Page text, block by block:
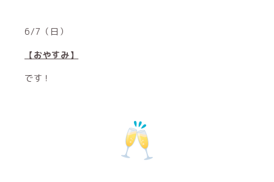
6/7（日）
【おやすみ】
です！